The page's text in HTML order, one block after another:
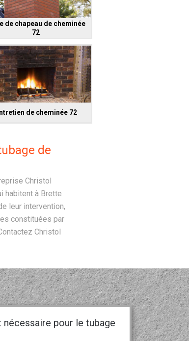
de chapeau de cheminée
72
de cheminée 72
de
Christol
habitent à Brette
leur intervention,
constituées par
Christol
nécessaire pour le tubage